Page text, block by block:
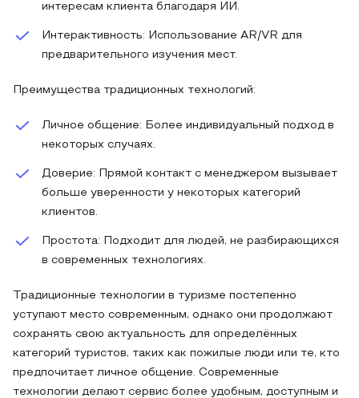
интересам клиента благодаря ИИ.
Интерактивность: Использование AR/VR для
предварительного изучения мест.
Преимущества традиционных технологий:
Личное общение: Более индивидуальный подход в
некоторых случаях.
Доверие: Прямой контакт с менеджером вызывает
больше уверенности у некоторых категорий
клиентов.
Простота: Подходит для людей, не разбирающихся
в современных технологиях.
Традиционные технологии в туризме постепенно
уступают место современным, однако они продолжают
сохранять свою актуальность для определённых
категорий туристов, таких как пожилые люди или те, кто
предпочитает личное общение. Современные
технологии делают сервис более удобным, доступным и